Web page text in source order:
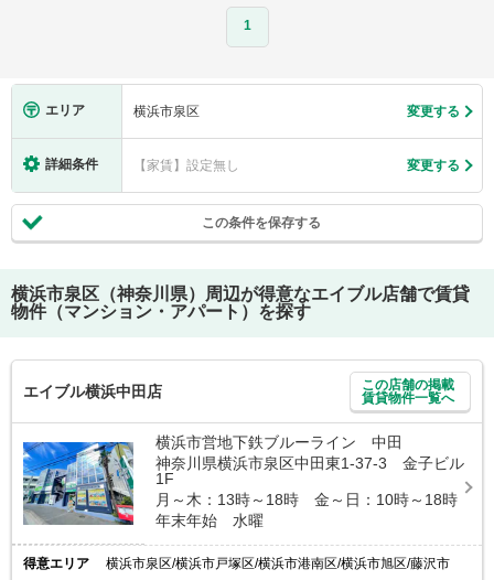
1
エリア 横浜市泉区 変更する
詳細条件 【家賃】設定無し 変更する
この条件を保存する
横浜市泉区（神奈川県）
周辺が得意なエイブル店舗で賃貸
物件（マンション・アパート）を探す
エイブル横浜中田店
この店舗の掲載
賃貸物件一覧へ
横浜市営地下鉄ブルーライン 中田
神奈川県横浜市泉区中田東1-37-3 金子ビル
1F
月～木：13時～18時 金～日：10時～18時
年末年始 水曜
得意エリア 横浜市泉区/横浜市戸塚区/横浜市港南区/横浜市旭区/藤沢市